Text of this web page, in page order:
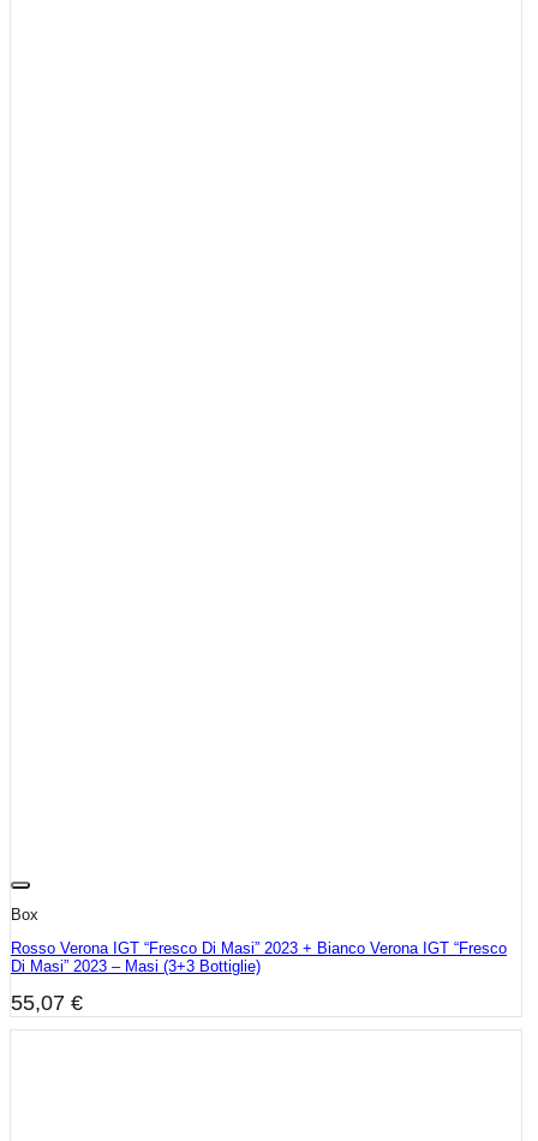
Box
Rosso Verona IGT “Fresco Di Masi” 2023 + Bianco Verona IGT “Fresco
Di Masi” 2023 – Masi (3+3 Bottiglie)
55,07 €